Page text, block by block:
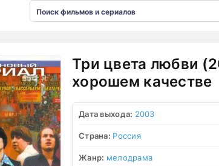
Три цвета любви
хорошем качестве
Дата выхода: 2003
Страна: Россия
Жанр: мелодрама